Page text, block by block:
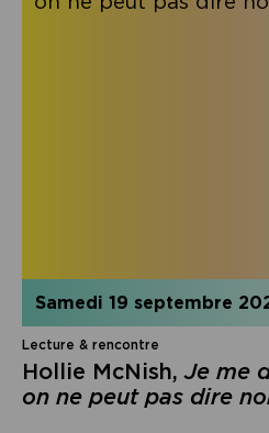
samedi 19 septembre
Lecture & rencontre
Hollie McNish, Je me
on ne peut pas dire